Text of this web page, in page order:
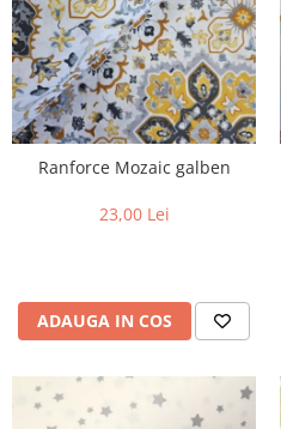
Ranforce Mozaic galben
23,00 Lei
ADAUGA IN COS